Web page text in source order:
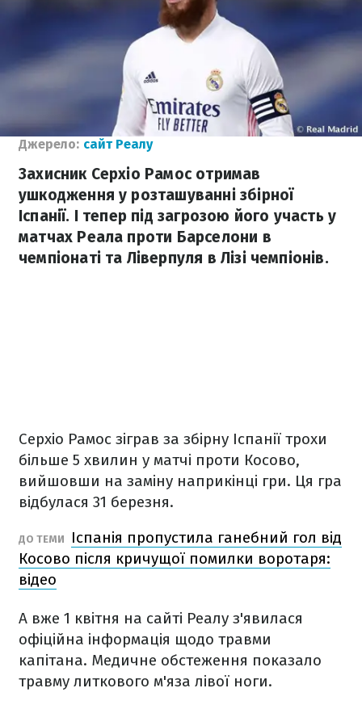
Джерело: сайт Реалу
Захисник Серхіо Рамос отримав
ушкодження у розташуванні збірної
Іспанії. І тепер під загрозою його участь у
матчах Реала проти Барселони в
чемпіонаті та Ліверпуля в Лізі чемпіонів.
Серхіо Рамос зіграв за збірну Іспанії трохи
більше 5 хвилин у матчі проти Косово,
вийшовши на заміну наприкінці гри. Ця гра
відбулася 31 березня.
ДО ТЕМИ
Іспанія пропустила ганебний гол від
Косово після кричущої помилки воротаря:
відео
А вже 1 квітня на сайті Реалу з'явилася
офіційна інформація щодо травми
капітана. Медичне обстеження показало
травму литкового м'яза лівої ноги.